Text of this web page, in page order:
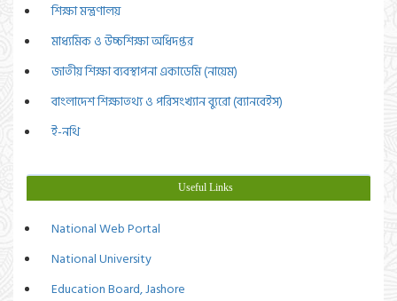
শিক্ষা মন্ত্রণালয়
মাধ্যমিক ও উচ্চশিক্ষা অধিদপ্তর
জাতীয় শিক্ষা ব্যবস্থাপনা একাডেমি (নায়েম)
বাংলাদেশ শিক্ষাতথ্য ও পরিসংখ্যান ব্যুরো (ব্যানবেইস)
ই-নথি
Useful Links
National Web Portal
National University
Education Board, Jashore